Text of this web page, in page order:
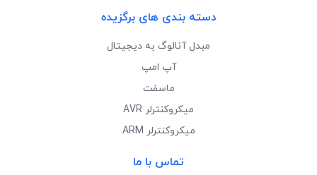
دسته بندی های برگزیده
مبدل آنالوگ به دیجیتال
آپ امپ
ماسفت
میکروکنترلر AVR
میکروکنترلر ARM
تماس با ما